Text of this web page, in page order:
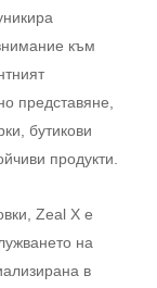
към
представяне,
бутикови
продукти.
Zeal X е
на
в